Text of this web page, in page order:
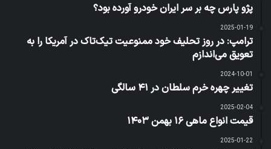
پژو پارس چه بر سر ایران خودرو آورده بود؟
2025-01-19
ترامپ: در روز تحلیف خود ممنوعیت تیک‌تاک در آمریکا را به
تعویق می‌اندازم
2024-10-01
تغییر چهره خرم سلطان در ۴۱ سالگی
2025-02-04
قیمت انواع ماهی ۱۶ بهمن ۱۴۰۳
2025-01-22